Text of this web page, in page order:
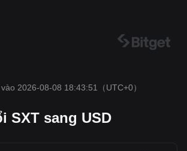
2026-08-08 18:43:51 （UTC+0）
SXT sang USD